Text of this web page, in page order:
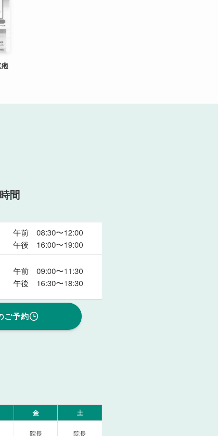
間
午前 08:30〜12:00
午後 16:00〜19:00
午前 09:00〜11:30
午後 16:30〜18:30
ご予約
金 土
院長 院長